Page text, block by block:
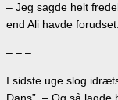
– Jeg sagde helt
end Ali havde forudset.
– – –
I sidste uge slog